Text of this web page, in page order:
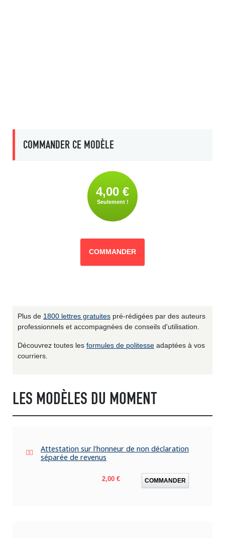
COMMANDER CE MODÈLE
4,00 €
Seulement !
COMMANDER
Plus de 1800 lettres gratuites pré-rédigées par des auteurs
professionnels et accompagnées de conseils d'utilisation.
Découvrez toutes les formules de politesse adaptées à vos
courriers.
LES MODÈLES DU MOMENT
Attestation sur l'honneur de non déclaration
séparée de revenus
Prix
2,00 € COMMANDER